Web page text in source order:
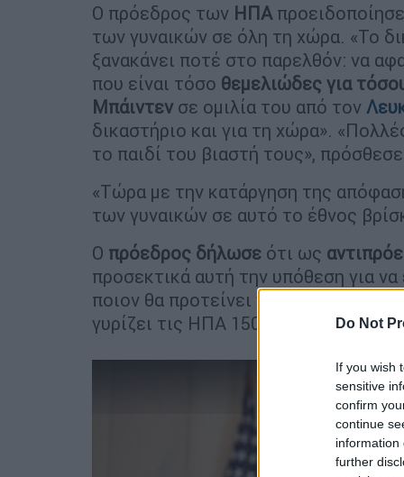
Do Not
If you wish
sensitive
confirm
continue
information
further
Ο πρόεδρος των ΗΠΑ
των γυναικών σε όλη τη χώρα. «Το
ξανακάνει ποτέ στο παρελθόν: να
που είναι τόσο θεμελιώδες για
Μπάιντεν σε ομιλία του από τον
δικαστήριο και για τη χώρα».
το παιδί του βιαστή τους»,
«Τώρα με την κατάργηση της
των γυναικών σε αυτό το έθνος
Ο πρόεδρος δήλωσε ότι ως
προσεκτικά αυτή την υπόθεση για
ποιον θα προτείνει για το
γυρίζει τις ΗΠΑ 150 χρόνια πίσω.